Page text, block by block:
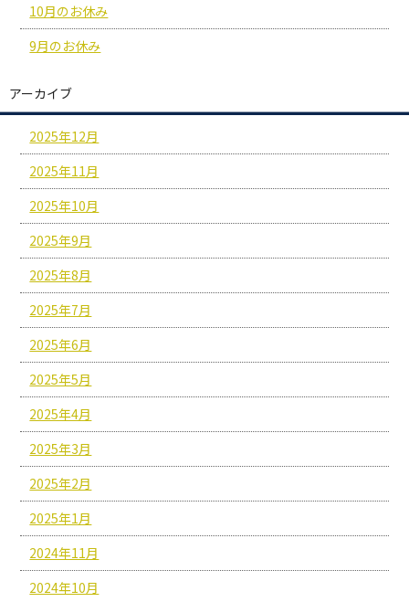
10月のお休み
9月のお休み
アーカイブ
2025年12月
2025年11月
2025年10月
2025年9月
2025年8月
2025年7月
2025年6月
2025年5月
2025年4月
2025年3月
2025年2月
2025年1月
2024年11月
2024年10月